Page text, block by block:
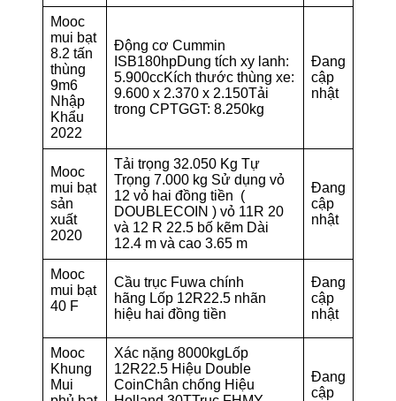
Mooc
mui bạt
8.2 tấn
thùng
9m6
Nhập
Khẩu
2022
Động cơ Cummin
ISB180hpDung tích xy lanh:
5.900ccKích thước thùng xe:
9.600 x 2.370 x 2.150Tải
trong CPTGGT: 8.250kg
Đang
cập
nhật
Mooc
mui bạt
sản
xuất
2020
Tải trọng 32.050 Kg Tự
Trọng 7.000 kg Sử dụng vỏ
12 vỏ hai đồng tiền (
DOUBLECOIN ) vỏ 11R 20
và 12 R 22.5 bố kẽm Dài
12.4 m và cao 3.65 m
Đang
cập
nhật
Mooc
mui bạt
40 F
Cầu trục Fuwa chính
hãng Lốp 12R22.5 nhãn
hiệu hai đồng tiền
Đang
cập
nhật
Mooc
Khung
Mui
Xác nặng 8000kgLốp
12R22.5 Hiệu Double
CoinChân chống Hiệu
Đang
cập